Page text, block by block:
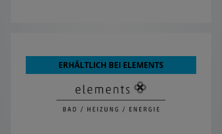
ERHÄLTLICH BEI ELEMENTS